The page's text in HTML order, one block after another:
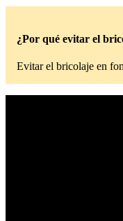
¿Por qué evitar el
Evitar el bricolaje en